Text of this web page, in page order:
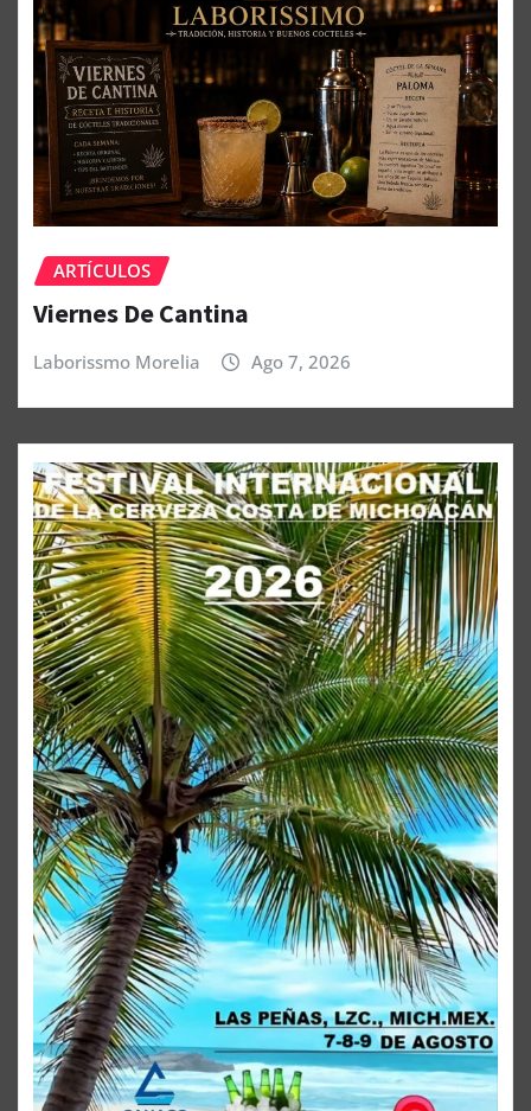
ARTÍCULOS
Viernes De Cantina
Laborissmo Morelia Ago 7, 2026